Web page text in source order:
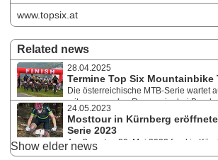
www.topsix.at
Related news
28.04.2025
Termine Top Six Mountainbike
Die österreichische MTB-Serie wartet
mit spannenden Rennen in drei
ist am 24. Mai 2025 bei der Mosttour im
Kürnberg. Die Saisonkarte für alle Events ist noch
24.05.2023
Mosttour in Kürnberg
Serie 2023
Am Samstag 20. Mai 2023 fand in
Mosttour MTB-Marathon statt. Die
Show elder news